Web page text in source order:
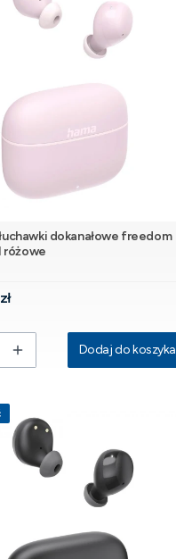
dokanałowe freedom
różowe
Dodaj do koszyka